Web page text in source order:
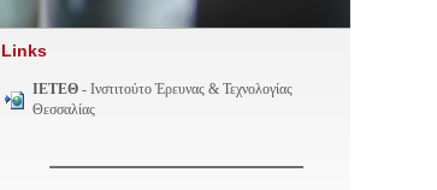
Links
ΙΕΤΕΘ - Ινστιτούτο Έρευνας & Τεχνολογίας
Θεσσαλίας